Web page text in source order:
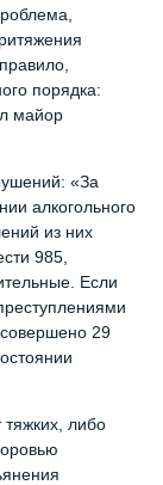
порядка:
майор
«За
алкогольного
из них
985,
Если
29
либо